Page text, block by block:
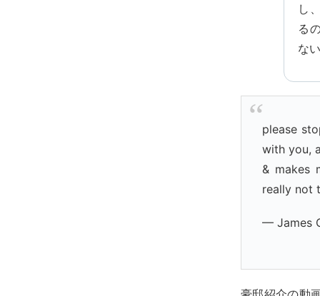
し
る
な
please
with you,
& makes
really not
— James